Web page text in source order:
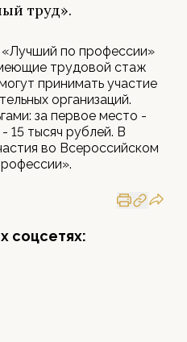
труд».
по профессии»
трудовой стаж
принимать участие
организаций.
за первое место -
15 тысяч рублей. В
во Всероссийском
соцсетях: